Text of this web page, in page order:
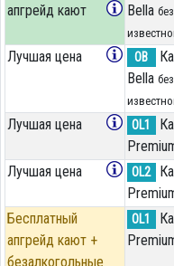
апгрейд кают Bella
Лучшая цена OB
Bella
Лучшая цена OL1
Лучшая цена OL2
Бесплатный
апгрейд кают +
безалкогольные
OL1